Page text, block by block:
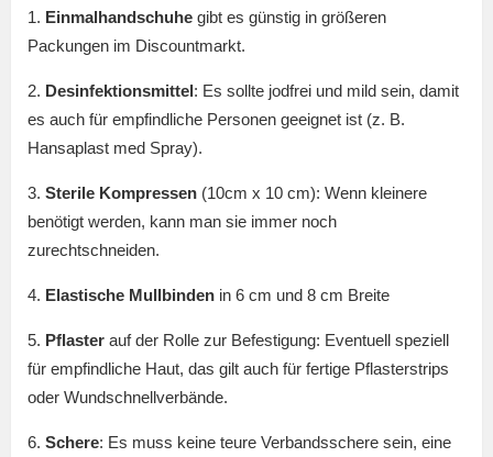
1. Einmalhandschuhe gibt es günstig in größeren
Packungen im Discountmarkt.
2. Desinfektionsmittel: Es sollte jodfrei und mild sein, damit
es auch für empfindliche Personen geeignet ist (z. B.
Hansaplast med Spray).
3. Sterile Kompressen (10cm x 10 cm): Wenn kleinere
benötigt werden, kann man sie immer noch
zurechtschneiden.
4. Elastische Mullbinden in 6 cm und 8 cm Breite
5. Pflaster auf der Rolle zur Befestigung: Eventuell speziell
für empfindliche Haut, das gilt auch für fertige Pflasterstrips
oder Wundschnellverbände.
6. Schere: Es muss keine teure Verbandsschere sein, eine